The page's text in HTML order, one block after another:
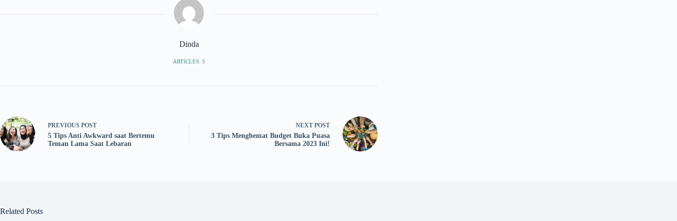
Dinda
ARTICLES: 3
PREVIOUS POST
5 Tips Anti Awkward saat Bertemu
Teman Lama Saat Lebaran
NEXT POST
3 Tips Menghemat Budget Buka Puasa
Bersama 2023 Ini!
Related Posts